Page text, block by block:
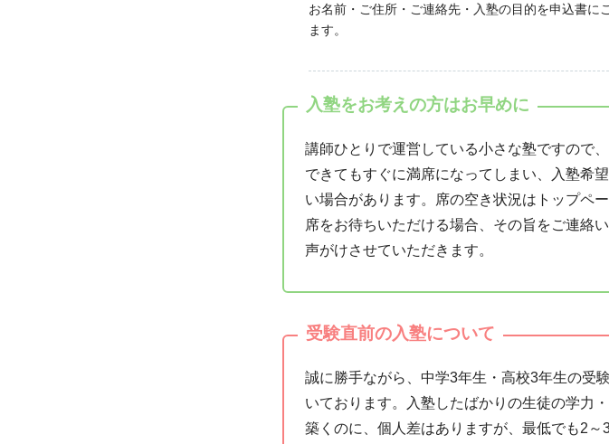
お名前・ご住所・ご連絡先・入塾の目的を申込書に
ます。
入塾をお考えの方はお早めに
講師ひとりで運営している小さな塾ですので
できてもすぐに満席になってしまい、入塾希
い場合があります。席の空き状況はトップペ
席をお待ちいただける場合、その旨をご連絡
声がけさせていただきます。
受験直前の入塾について
誠に勝手ながら、中学3年生・高校3年生の受
いております。入塾したばかりの生徒の学力
築くのに、個人差はありますが、最低でも2